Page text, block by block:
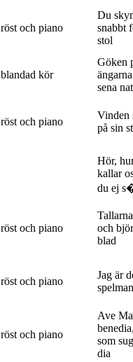
röst och piano
Du
snabbt
stol
blandad kör
Göken
sena
röst och piano
Vinden
på sin
Hör,
kallar
du ej
röst och piano
och
blad
röst och piano
Jag är
spelman
röst och piano
Ave
som
dia